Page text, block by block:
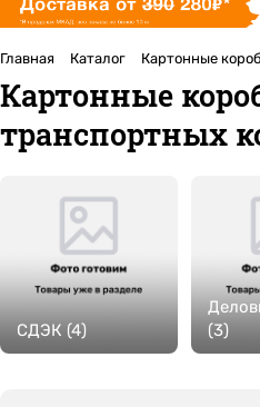
Главная Каталог Картонные
Картонные
транспортных
СДЭК (4)
(3)